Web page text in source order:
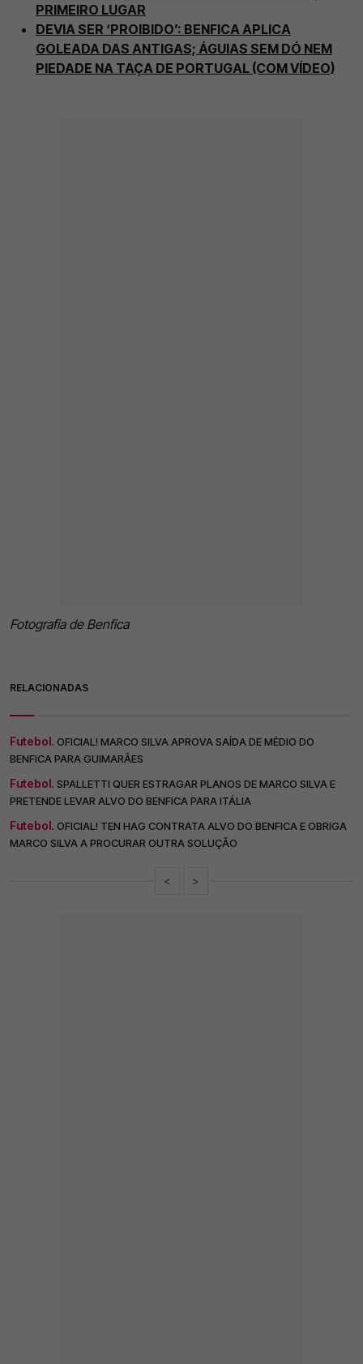
PRIMEIRO LUGAR
DEVIA SER ‘PROIBIDO’: BENFICA APLICA
GOLEADA DAS ANTIGAS; ÁGUIAS SEM DÓ NEM
PIEDADE NA TAÇA DE PORTUGAL (COM VÍDEO)
Fotografia de Benfica
RELACIONADAS
Futebol. OFICIAL! MARCO SILVA APROVA SAÍDA DE MÉDIO DO
BENFICA PARA GUIMARÃES
Futebol. SPALLETTI QUER ESTRAGAR PLANOS DE MARCO SILVA E
PRETENDE LEVAR ALVO DO BENFICA PARA ITÁLIA
Futebol. OFICIAL! TEN HAG CONTRATA ALVO DO BENFICA E OBRIGA
MARCO SILVA A PROCURAR OUTRA SOLUÇÃO
< >